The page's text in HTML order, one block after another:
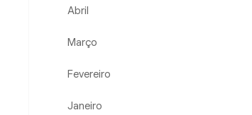
Abril
Março
Fevereiro
Janeiro